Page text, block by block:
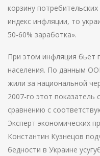
корзину
индекс инфляции, то
50-60% заработка».
При этом инфляция
населения. По данным
жили за национальной
2007-го этот показатель
сравнению с
Эксперт экономических
Константин Кузнецов
бедности в Украине